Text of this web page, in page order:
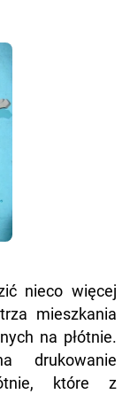
nieco więcej
mieszkania
na płótnie.
drukowanie
które z